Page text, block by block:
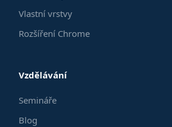
Vlastní vrstvy
Rozšíření Chrome
Vzdělávání
Semináře
Blog